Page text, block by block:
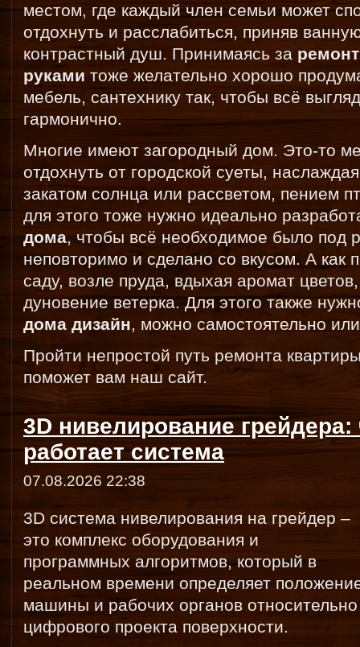
местом, где каждый член семьи может
отдохнуть и расслабиться, приняв
контрастный душ. Принимаясь за
рукамитоже желательно хорошо
мебель, сантехнику так, чтобы всё
гармонично.
Многие имеют загородный дом. Это-то
отдохнуть от городской суеты,
закатом солнца или рассветом, пением
для этого тоже нужно идеально
дома, чтобы всё необходимое было под
неповторимо и сделано со вкусом. А как
саду, возле пруда, вдыхая аромат
дуновение ветерка. Для этого также
дома дизайн, можно самостоятельно
Пройти непростой путь ремонта
поможет вам наш сайт.
3D нивелирование грейдера:
работает система
07.08.2026 22:38
3D система нивелирования на грейдер –
это комплекс оборудования и
программных алгоритмов, который в
реальном времени определяет
машины и рабочих органов относительно
цифрового проекта поверхности.